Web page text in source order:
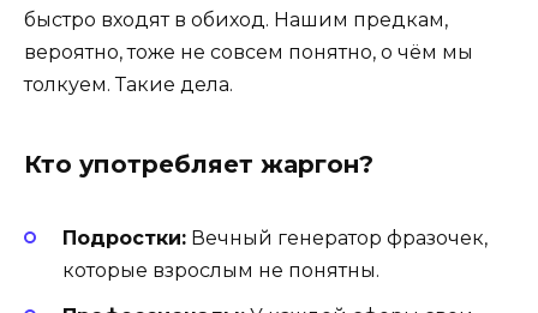
быстро входят в обиход. Нашим предкам,
вероятно, тоже не совсем понятно, о чём мы
толкуем. Такие дела.
Кто употребляет жаргон?
Подростки: Вечный генератор фразочек,
которые взрослым не понятны.